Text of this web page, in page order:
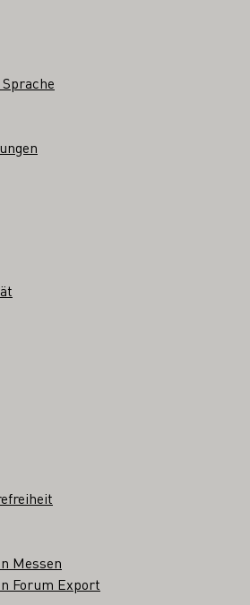
Messen
Forum Export